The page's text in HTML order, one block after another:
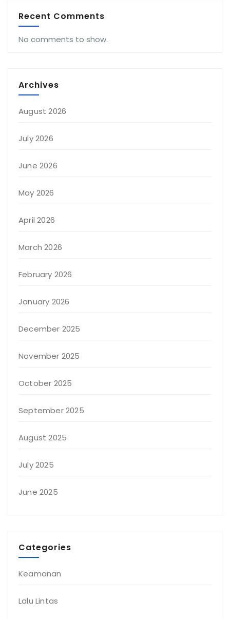
Recent Comments
No comments to show.
Archives
August 2026
July 2026
June 2026
May 2026
April 2026
March 2026
February 2026
January 2026
December 2025
November 2025
October 2025
September 2025
August 2025
July 2025
June 2025
Categories
Keamanan
Lalu Lintas